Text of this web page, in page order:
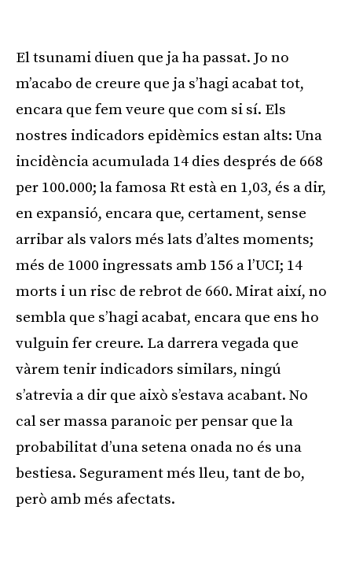
El tsunami diuen que ja ha passat. Jo no
m’acabo de creure que ja s’hagi acabat tot,
encara que fem veure que com si sí. Els
nostres indicadors epidèmics estan alts: Una
incidència acumulada 14 dies després de 668
per 100.000; la famosa Rt està en 1,03, és a dir,
en expansió, encara que, certament, sense
arribar als valors més lats d’altes moments;
més de 1000 ingressats amb 156 a l’UCI; 14
morts i un risc de rebrot de 660. Mirat així, no
sembla que s’hagi acabat, encara que ens ho
vulguin fer creure. La darrera vegada que
vàrem tenir indicadors similars, ningú
s’atrevia a dir que això s’estava acabant. No
cal ser massa paranoic per pensar que la
probabilitat d’una setena onada no és una
bestiesa. Segurament més lleu, tant de bo,
però amb més afectats.